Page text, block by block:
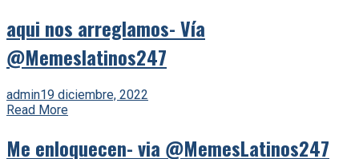
aqui nos arreglamos- Vía
@Memeslatinos247
admin19 diciembre, 2022
Read More
Me enloquecen- via @MemesLatinos247